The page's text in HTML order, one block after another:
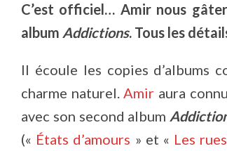
C’est officiel… Amir nous
album Addictions. Tous les
Il écoule les copies d’albums
charme naturel.Amir aura
avec son second album
(« États d’amours » et « Les